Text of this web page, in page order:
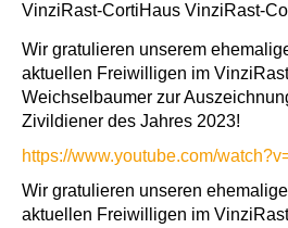
VinziRast-CortiHaus VinziRast-
Wir gratulieren unserem
aktuellen Freiwilligen im
Weichselbaumer zur
Zivildiener des Jahres 2023!
https://www.youtube.com/
Wir gratulieren unseren
aktuellen Freiwilligen im